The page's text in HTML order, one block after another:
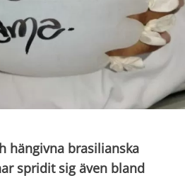
hängivna brasilianska
spridit sig även bland